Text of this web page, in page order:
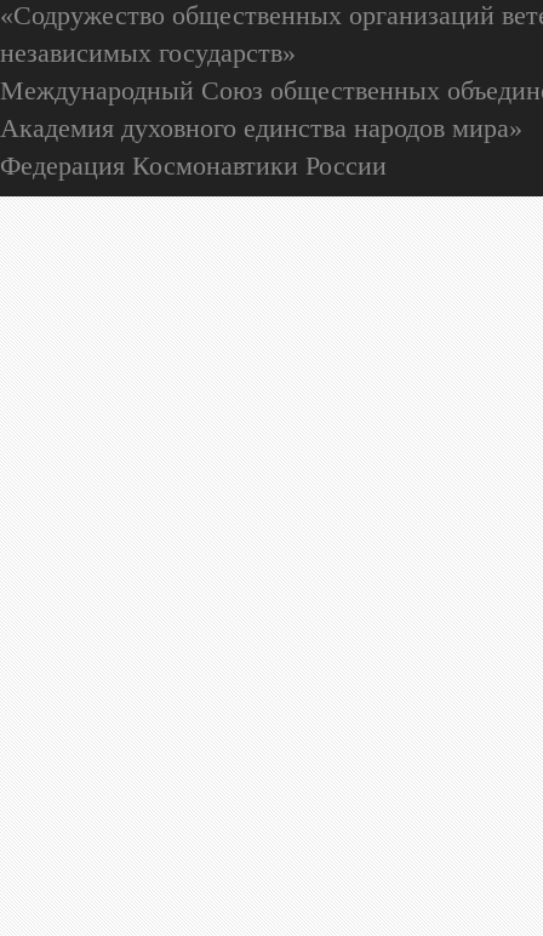
«Содружество общественных организаций
независимых государств»
Международный Союз общественных
Академия духовного единства народов мира»
Федерация Космонавтики России